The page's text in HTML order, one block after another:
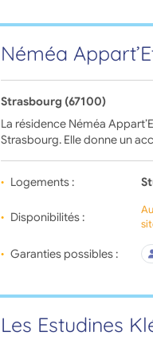
Néméa
Strasbourg (67100)
La résidence Néméa
Strasbourg. Elle donne un
Logements :
Disponibilités :
Garanties possibles :
Les Estudines